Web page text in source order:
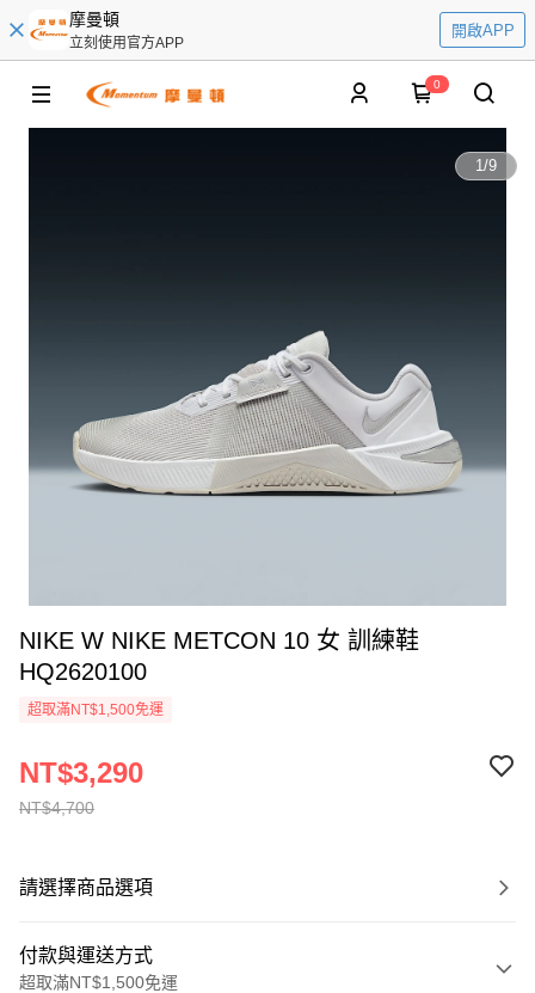
摩曼頓
立刻使用官方APP
開啟APP
0
1/9
NIKE W NIKE METCON 10 女 訓練鞋
HQ2620100
超取滿NT$1,500免運
NT$4,700
NT$3,290
請選擇商品選項
付款與運送方式
超取滿NT$1,500免運